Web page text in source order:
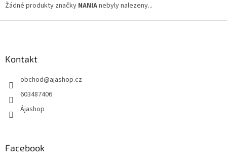
Žádné produkty značky NANIAnebyly nalezeny...
Kontakt
obchod@ajashop.cz
603487406
Ájashop
Facebook